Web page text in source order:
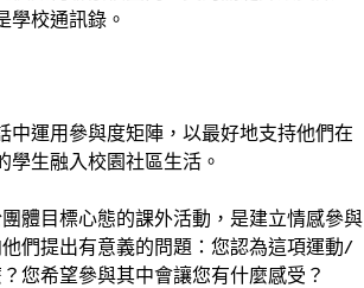
學校通訊錄。
運用參與度矩陣，以最好地支持他們在
生融入校園社區生活。
體目標心態的課外活動，是建立情感參與
們提出有意義的問題：您認為這項運動/
您希望參與其中會讓您有什麼感受？